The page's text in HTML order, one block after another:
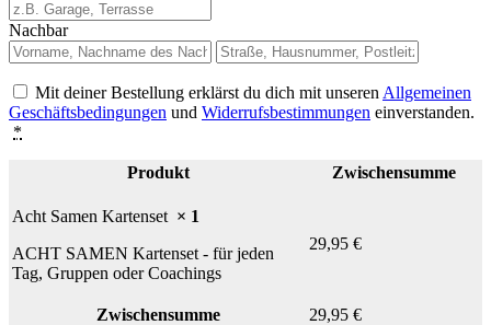
Nachbar
Mit deiner Bestellung erklärst du dich mit unseren Allgemeinen
Geschäftsbedingungen und Widerrufsbestimmungen einverstanden.
*
Produkt Zwischensumme
Acht Samen Kartenset × 1
ACHT SAMEN Kartenset - für jeden
Tag, Gruppen oder Coachings
29,95 €
Zwischensumme 29,95 €